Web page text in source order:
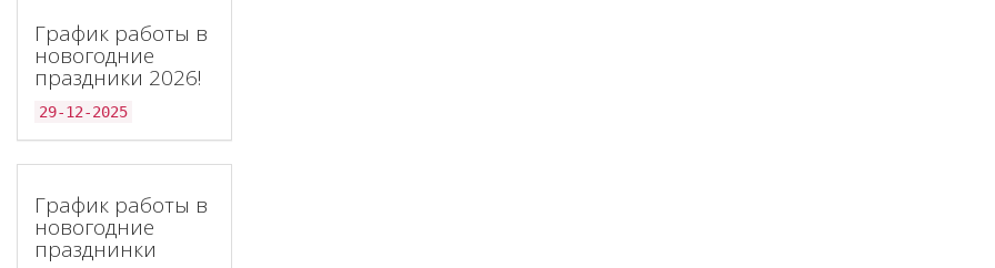
График работы в
новогодние
праздники 2026!
29-12-2025
График работы в
новогодние
празднинки